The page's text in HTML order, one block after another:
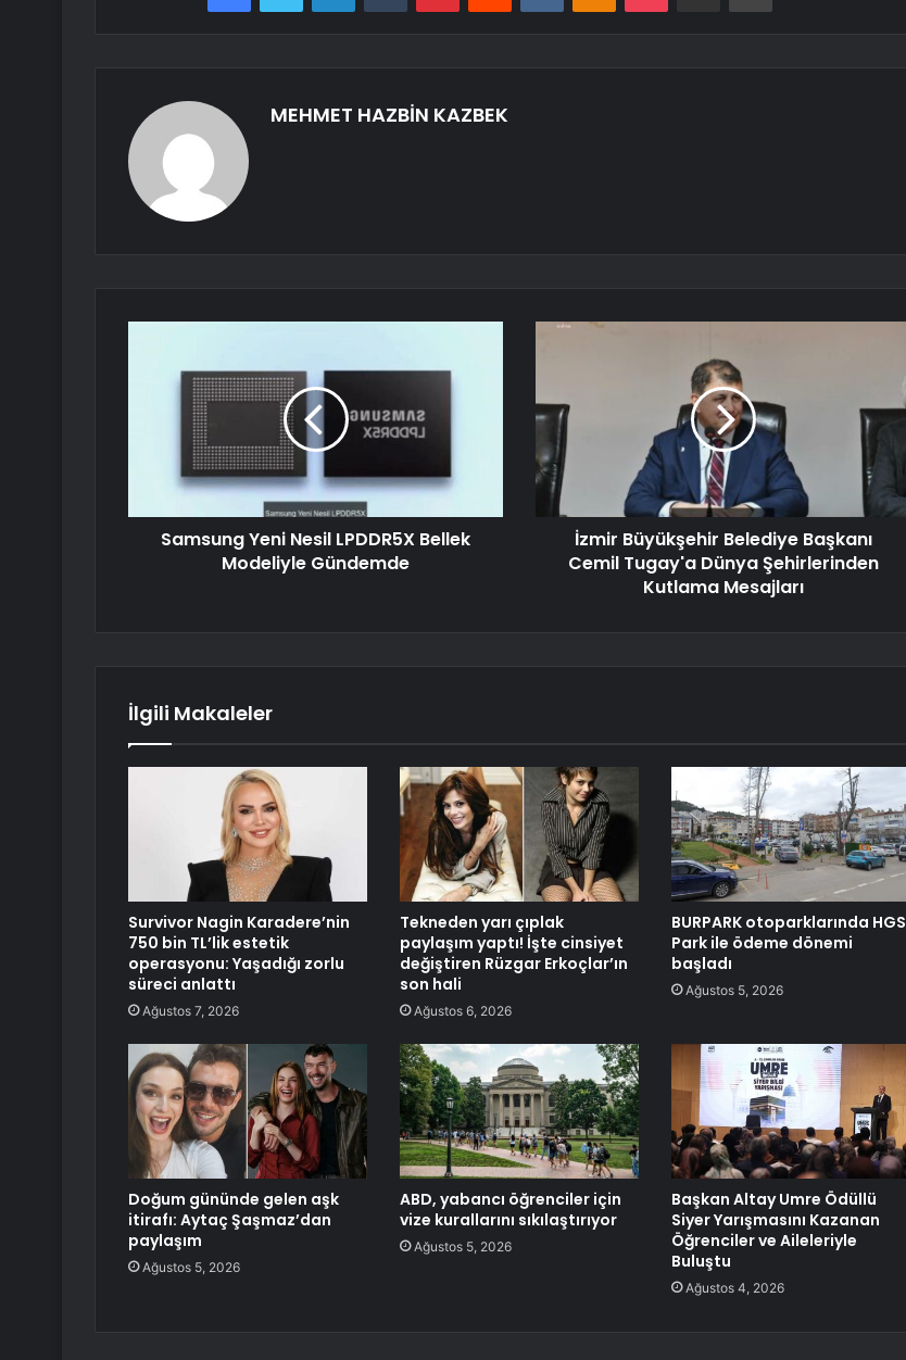
MEHMET HAZBİN KAZBEK
Samsung Yeni Nesil LPDDR5X Bellek
Modeliyle Gündemde
İzmir Büyükşehir Belediye Başkanı
Cemil Tugay'a Dünya Şehirlerinden
Kutlama Mesajları
İlgili Makaleler
Survivor Nagin Karadere’nin
750 bin TL’lik estetik
operasyonu: Yaşadığı zorlu
süreci anlattı
Ağustos 7, 2026
Tekneden yarı çıplak
paylaşım yaptı! İşte cinsiyet
değiştiren Rüzgar Erkoçlar’ın
son hali
Ağustos 6, 2026
BURPARK otoparklarında HGS
Park ile ödeme dönemi
başladı
Ağustos 5, 2026
Doğum gününde gelen aşk
itirafı: Aytaç Şaşmaz’dan
paylaşım
Ağustos 5, 2026
ABD, yabancı öğrenciler için
vize kurallarını sıkılaştırıyor
Ağustos 5, 2026
Başkan Altay Umre Ödüllü
Siyer Yarışmasını Kazanan
Öğrenciler ve Aileleriyle
Buluştu
Ağustos 4, 2026